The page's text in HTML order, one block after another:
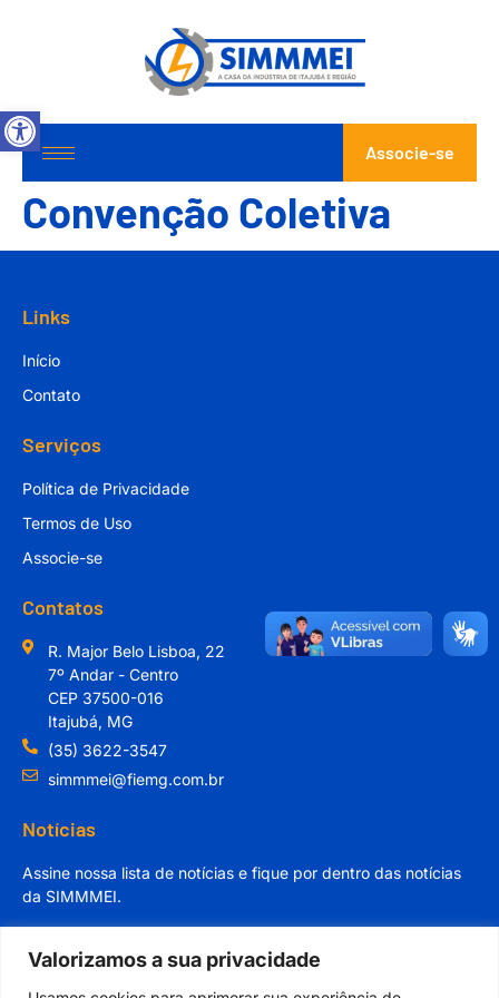
Abrir a barra de ferramentas
Valorizamos a sua privacidade
Associe-se
Convenção Coletiva
Links
Início
Contato
Serviços
Política de Privacidade
Termos de Uso
Associe-se
Contatos
R. Major Belo Lisboa, 22
7º Andar - Centro
CEP 37500-016
Itajubá, MG
(35) 3622-3547
simmmei@fiemg.com.br
Notícias
Assine nossa lista de notícias e fique por dentro das notícias
da SIMMMEI.